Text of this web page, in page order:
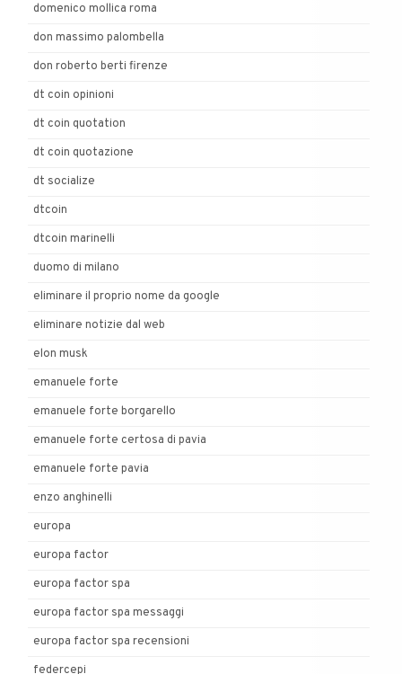
domenico mollica roma
don massimo palombella
don roberto berti firenze
dt coin opinioni
dt coin quotation
dt coin quotazione
dt socialize
dtcoin
dtcoin marinelli
duomo di milano
eliminare il proprio nome da google
eliminare notizie dal web
elon musk
emanuele forte
emanuele forte borgarello
emanuele forte certosa di pavia
emanuele forte pavia
enzo anghinelli
europa
europa factor
europa factor spa
europa factor spa messaggi
europa factor spa recensioni
federcepi